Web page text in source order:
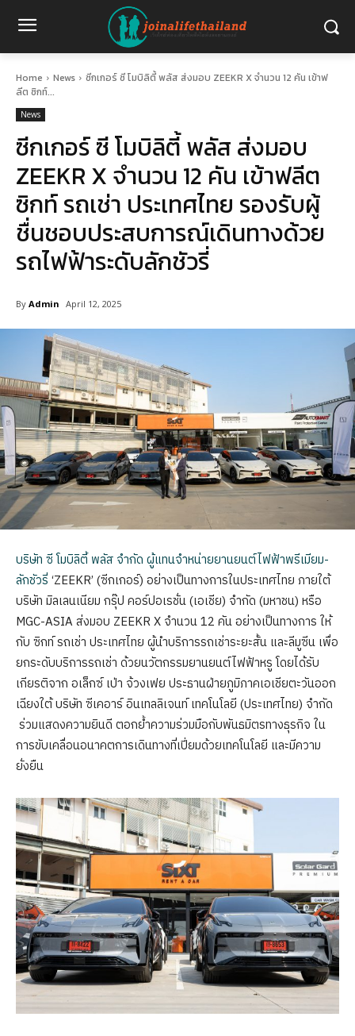
Home News
ซีกเกอร์ ซี โมบิลิตี้ พลัส ส่งมอบ ZEEKR X จำนวน 12 คัน เข้าฟ
ลีต ซิกท์...
News
ซีกเกอร์ ซี โมบิลิตี้ พลัส ส่งมอบ
ZEEKR X จำนวน 12 คัน เข้าฟลีต
ซิกท์ รถเช่า ประเทศไทย รองรับผู้
ชื่นชอบประสบการณ์เดินทางด้วย
รถไฟฟ้าระดับลักชัวรี่
By Admin April 12, 2025
บริษัท ซี โมบิลิตี้ พลัส จำกัด ผู้แทนจำหน่ายยานยนต์ไฟฟ้าพรีเมียม-
ลักชัวรี่ ‘ZEEKR’ (ซีกเกอร์) อย่างเป็นทางการในประเทศไทย ภายใต้
บริษัท มิลเลนเนียม กรุ๊ป คอร์ปอเรชั่น (เอเชีย) จำกัด (มหาชน) หรือ
MGC-ASIA ส่งมอบ ZEEKR X จำนวน 12 คัน อย่างเป็นทางการ ให้
กับ ซิกท์ รถเช่า ประเทศไทย ผู้นำบริการรถเช่าระยะสั้น และลีมูซีน เพื่อ
ยกระดับบริการรถเช่า ด้วยนวัตกรรมยานยนต์ไฟฟ้าหรู โดยได้รับ
เกียรติจาก อเล็กซ์ เป่า จ้วงเฟย ประธานฝ่ายภูมิภาคเอเชียตะวันออก
เฉียงใต้ บริษัท ซีเคอาร์ อินเทลลิเจนท์ เทคโนโลยี (ประเทศไทย) จำกัด
ร่วมแสดงความยินดี ตอกย้ำความร่วมมือกับพันธมิตรทางธุรกิจ ใน
การขับเคลื่อนอนาคตการเดินทางที่เปี่ยมด้วยเทคโนโลยี และมีความ
ยั่งยืน